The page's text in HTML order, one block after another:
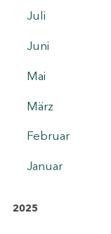
Juli
Juni
Mai
März
Februar
Januar
2025